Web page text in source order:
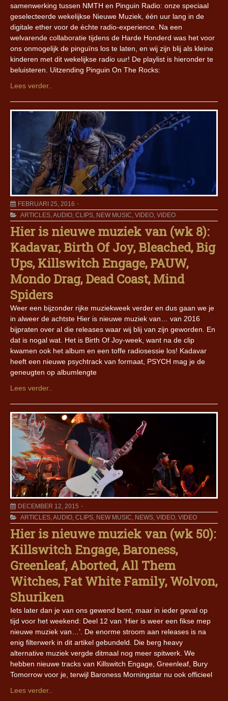
samenwerking tussen NMTH en Pinguin Radio: onze speciaal
geselecteerde wekelijkse Nieuwe Muziek, één uur lang in de
digitale ether voor de échte radio-experience. Na een
welvarende collaboratie tijdens de Harde Honderd was het voor
ons onmogelijk de pinguïns los te laten, en wij zijn blij als kleine
kinderen met dit wekelijkse radio uur! De playlist is hieronder te
beluisteren. Uitzending Pinguin On The Rocks:
Lees verder..
FEBRUARI 25, 2016
ARTICLES,AUDIO, CLIPS, NEW MUSIC, VIDEO, VIDEO
Hier is nieuwe muziek van (wk 8):
Kadavar, Birth Of Joy, Bleached, Big
Ups, Killswitch Engage, PAUW,
Mondo Drag, Dead Coast, Mind
Spiders
Weer een bijzonder rijke muziekweek verder en dus gaan we je
in alweer de achtste Hier is nieuwe muziek van… van 2016
bijpraten over al die releases waar wij blij van zijn geworden. En
dat is nogal wat. Het is Birth Of Joy-week, want na de clip
kwamen ook het album en een toffe radiosessie los! Kadavar
heeft een nieuwe psychtrack van formaat, PSYCH mag je de
geneugten op albumlengte
Lees verder..
DECEMBER 12, 2015
ARTICLES,AUDIO, CLIPS, NEW MUSIC, NEWS, VIDEO, VIDEO
Hier is nieuwe muziek van (wk 50):
Killswitch Engage, Baroness,
Greenleaf, Aborted, All Them
Witches, Fat White Family, Wolvon,
Shuriken
Iets later dan je van ons gewend bent, maar in ieder geval op
tijd voor het weekend: Deel 12 van ‘Hier is weer een fikse mep
nieuwe muziek van…’. De enorme stroom aan releases is na
enig filterwerk in dit artikel gebundeld. Die berg heavy
alternative muziek vergde ditmaal nog meer spitwerk. We
hebben nieuwe tracks van Killswitch Engage, Greenleaf, Bury
Tomorrow voor je, terwijl Baroness Morningstar nu ook officieel
Lees verder..